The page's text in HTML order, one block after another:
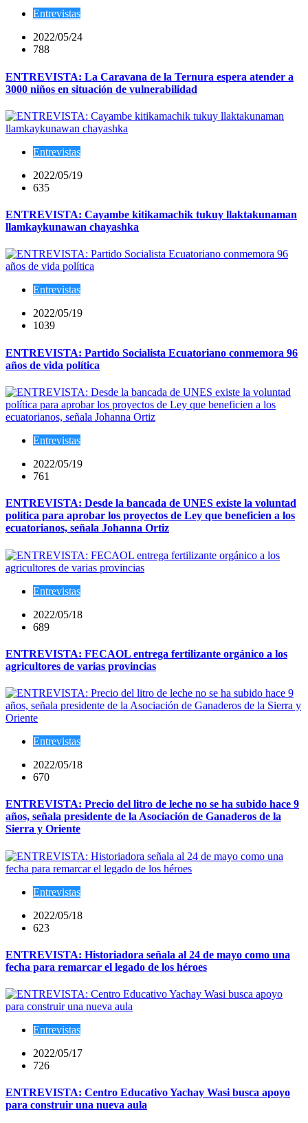
Entrevistas
2022/05/24
788
ENTREVISTA: La Caravana de la Ternura espera atender a
3000 niños en situación de vulnerabilidad
Entrevistas
2022/05/19
635
ENTREVISTA: Cayambe kitikamachik tukuy llaktakunaman
llamkaykunawan chayashka
Entrevistas
2022/05/19
1039
ENTREVISTA: Partido Socialista Ecuatoriano conmemora 96
años de vida política
Entrevistas
2022/05/19
761
ENTREVISTA: Desde la bancada de UNES existe la voluntad
política para aprobar los proyectos de Ley que beneficien a los
ecuatorianos, señala Johanna Ortiz
Entrevistas
2022/05/18
689
ENTREVISTA: FECAOL entrega fertilizante orgánico a los
agricultores de varias provincias
Entrevistas
2022/05/18
670
ENTREVISTA: Precio del litro de leche no se ha subido hace 9
años, señala presidente de la Asociación de Ganaderos de la
Sierra y Oriente
Entrevistas
2022/05/18
623
ENTREVISTA: Historiadora señala al 24 de mayo como una
fecha para remarcar el legado de los héroes
Entrevistas
2022/05/17
726
ENTREVISTA: Centro Educativo Yachay Wasi busca apoyo
para construir una nueva aula